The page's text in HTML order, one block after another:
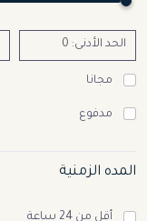
الحد الأدنى:
مجانا
مدفوع
المده الزمنية
أقل من 24 ساعة